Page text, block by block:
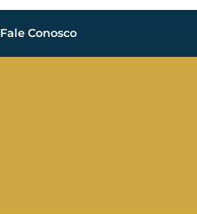
Fale Conosco